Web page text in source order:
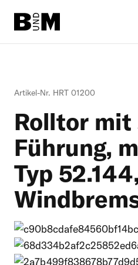
Einstreu
Schafe +
Informationen
Artikel-Nr. HRT 01200
Rolltor
Führung,
Typ